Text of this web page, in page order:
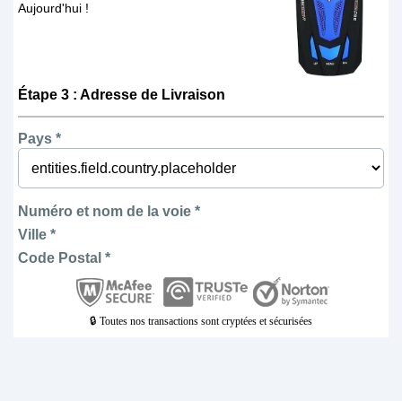
Aujourd'hui !
Étape 3 : Adresse de Livraison
Pays *
Numéro et nom de la voie *
Ville *
Code Postal *
🔒 Toutes nos transactions sont cryptées et sécurisées